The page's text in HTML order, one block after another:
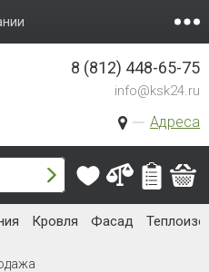
Адреса
8 (812) 448-65-75
info@ksk24.ru
Кровля Фасад